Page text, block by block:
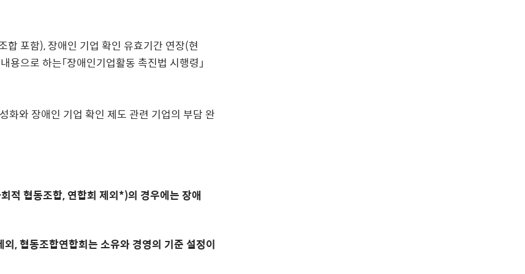
포함), 장애인 기업 확인 유효기간 연장(현
으로 하는「장애인기업활동 촉진법 시행령」
화와 장애인 기업 확인 제도 관련 기업의 부담 완
적 협동조합, 연합회 제외*)의 경우에는 장애
, 협동조합연합회는 소유와 경영의 기준 설정이